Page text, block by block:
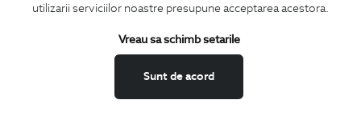
utilizarii serviciilor noastre presupune acceptarea acestora.
Sunt de acord
Vreau sa schimb setarile
Termeni si conditii
Schimburi si retur
Securitatea datelor
Feedback site
ANPC